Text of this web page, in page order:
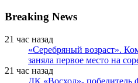
Breaking News
21 час назад
«Серебряный возраст».
заняла первое место на
21 час назад
ДК «Восход»- победитель